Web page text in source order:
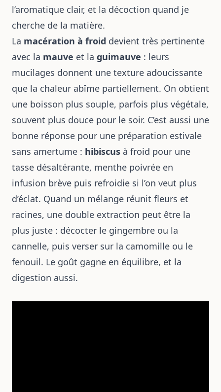
l’aromatique clair, et la décoction quand je
cherche de la matière.
La macération à froid devient très pertinente
avec la mauve et la guimauve : leurs
mucilages donnent une texture adoucissante
que la chaleur abîme partiellement. On obtient
une boisson plus souple, parfois plus végétale,
souvent plus douce pour le soir. C’est aussi une
bonne réponse pour une préparation estivale
sans amertume : hibiscus à froid pour une
tasse désaltérante, menthe poivrée en
infusion brève puis refroidie si l’on veut plus
d’éclat. Quand un mélange réunit fleurs et
racines, une double extraction peut être la
plus juste : décocter le gingembre ou la
cannelle, puis verser sur la camomille ou le
fenouil. Le goût gagne en équilibre, et la
digestion aussi.